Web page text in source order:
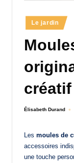
Posted
in
Le jardin
Posted
Élisabeth Durand
Les moules de
accessoires
une touche